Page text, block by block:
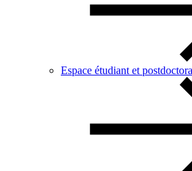
Espace étudiant et